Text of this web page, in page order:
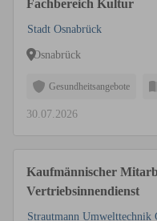
Fachbereich Kultur
Stadt Osnabrück
Osnabrück
Gesundheitsangebote
30.07.2026
Kaufmännischer
Vertriebsinnendienst
Strautmann Umwelttechnik